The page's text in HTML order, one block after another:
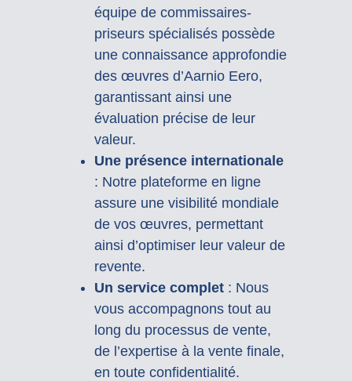
équipe de commissaires-
priseurs spécialisés possède
une connaissance approfondie
des œuvres d’Aarnio Eero,
garantissant ainsi une
évaluation précise de leur
valeur.
Une présence internationale
: Notre plateforme en ligne
assure une visibilité mondiale
de vos œuvres, permettant
ainsi d’optimiser leur valeur de
revente.
Un service complet: Nous
vous accompagnons tout au
long du processus de vente,
de l’expertise à la vente finale,
en toute confidentialité.